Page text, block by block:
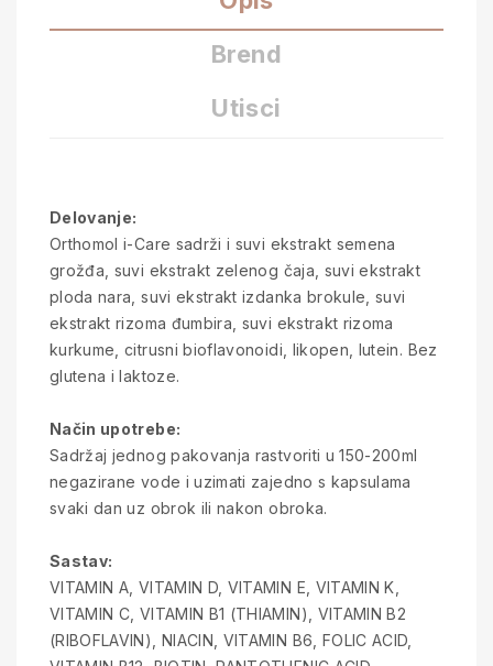
Brend
Utisci
Delovanje:
Orthomol i-Care sadrži i suvi ekstrakt semena
grožđa, suvi ekstrakt zelenog čaja, suvi ekstrakt
ploda nara, suvi ekstrakt izdanka brokule, suvi
ekstrakt rizoma đumbira, suvi ekstrakt rizoma
kurkume, citrusni bioflavonoidi, likopen, lutein. Bez
glutena i laktoze.
Način upotrebe:
Sadržaj jednog pakovanja rastvoriti u 150-200ml
negazirane vode i uzimati zajedno s kapsulama
svaki dan uz obrok ili nakon obroka.
Sastav:
VITAMIN A, VITAMIN D, VITAMIN E, VITAMIN K,
VITAMIN C, VITAMIN B1 (THIAMIN), VITAMIN B2
(RIBOFLAVIN), NIACIN, VITAMIN B6, FOLIC ACID,